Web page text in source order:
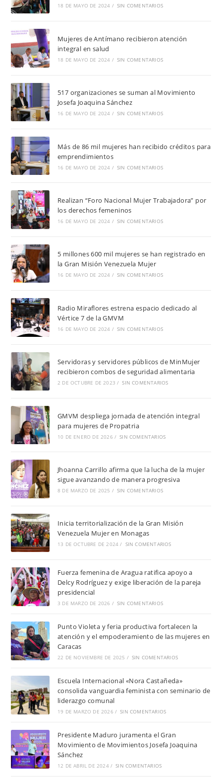
18 DE MAYO DE 2024 / SIN COMENTARIOS
Mujeres de Antímano recibieron atención
integral en salud
18 DE MAYO DE 2024 / SIN COMENTARIOS
517 organizaciones se suman al Movimiento
Josefa Joaquina Sánchez
16 DE MAYO DE 2024 / SIN COMENTARIOS
Más de 86 mil mujeres han recibido créditos para
emprendimientos
16 DE MAYO DE 2024 / SIN COMENTARIOS
Realizan “Foro Nacional Mujer Trabajadora” por
los derechos femeninos
16 DE MAYO DE 2024 / SIN COMENTARIOS
5 millones 600 mil mujeres se han registrado en
la Gran Misión Venezuela Mujer
16 DE MAYO DE 2024 / SIN COMENTARIOS
Radio Miraflores estrena espacio dedicado al
Vértice 7 de la GMVM
16 DE MAYO DE 2024 / SIN COMENTARIOS
Servidoras y servidores públicos de MinMujer
recibieron combos de seguridad alimentaria
2 DE OCTUBRE DE 2023 / SIN COMENTARIOS
GMVM despliega jornada de atención integral
para mujeres de Propatria
10 DE ENERO DE 2026 / SIN COMENTARIOS
Jhoanna Carrillo afirma que la lucha de la mujer
sigue avanzando de manera progresiva
8 DE MARZO DE 2025 / SIN COMENTARIOS
Inicia territorialización de la Gran Misión
Venezuela Mujer en Monagas
13 DE OCTUBRE DE 2024 / SIN COMENTARIOS
Fuerza femenina de Aragua ratifica apoyo a
Delcy Rodríguez y exige liberación de la pareja
presidencial
3 DE MARZO DE 2026 / SIN COMENTARIOS
Punto Violeta y feria productiva fortalecen la
atención y el empoderamiento de las mujeres en
Caracas
22 DE NOVIEMBRE DE 2025 / SIN COMENTARIOS
Escuela Internacional «Nora Castañeda»
consolida vanguardia feminista con seminario de
liderazgo comunal
19 DE MARZO DE 2026 / SIN COMENTARIOS
Presidente Maduro juramenta el Gran
Movimiento de Movimientos Josefa Joaquina
Sánchez
12 DE ABRIL DE 2024 / SIN COMENTARIOS